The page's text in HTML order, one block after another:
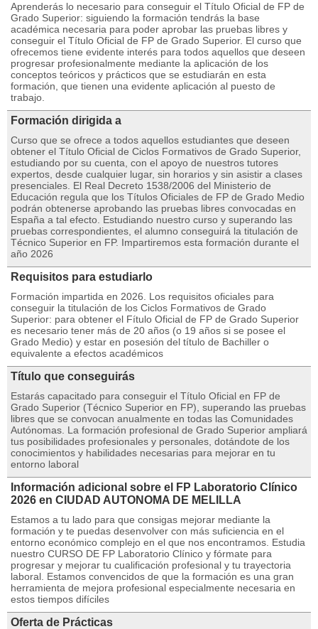
Aprenderás lo necesario para conseguir el Título Oficial de FP de
Grado Superior: siguiendo la formación tendrás la base
académica necesaria para poder aprobar las pruebas libres y
conseguir el Título Oficial de FP de Grado Superior. El curso que
ofrecemos tiene evidente interés para todos aquellos que deseen
progresar profesionalmente mediante la aplicación de los
conceptos teóricos y prácticos que se estudiarán en esta
formación, que tienen una evidente aplicación al puesto de
trabajo.
Formación dirigida a
Curso que se ofrece a todos aquellos estudiantes que deseen
obtener el Título Oficial de Ciclos Formativos de Grado Superior,
estudiando por su cuenta, con el apoyo de nuestros tutores
expertos, desde cualquier lugar, sin horarios y sin asistir a clases
presenciales. El Real Decreto 1538/2006 del Ministerio de
Educación regula que los Títulos Oficiales de FP de Grado Medio
podrán obtenerse aprobando las pruebas libres convocadas en
España a tal efecto. Estudiando nuestro curso y superando las
pruebas correspondientes, el alumno conseguirá la titulación de
Técnico Superior en FP. Impartiremos esta formación durante el
año 2026
Requisitos para estudiarlo
Formación impartida en 2026. Los requisitos oficiales para
conseguir la titulación de los Ciclos Formativos de Grado
Superior: para obtener el Fítulo Oficial de FP de Grado Superior
es necesario tener más de 20 años (o 19 años si se posee el
Grado Medio) y estar en posesión del título de Bachiller o
equivalente a efectos académicos
Título que conseguirás
Estarás capacitado para conseguir el Título Oficial en FP de
Grado Superior (Técnico Superior en FP), superando las pruebas
libres que se convocan anualmente en todas las Comunidades
Autónomas. La formación profesional de Grado Superior ampliará
tus posibilidades profesionales y personales, dotándote de los
conocimientos y habilidades necesarias para mejorar en tu
entorno laboral
Información adicional sobre el FP Laboratorio Clínico
2026 en CIUDAD AUTONOMA DE MELILLA
Estamos a tu lado para que consigas mejorar mediante la
formación y te puedas desenvolver con más suficiencia en el
entorno económico complejo en el que nos encontramos. Estudia
nuestro CURSO DE FP Laboratorio Clínico y fórmate para
progresar y mejorar tu cualificación profesional y tu trayectoria
laboral. Estamos convencidos de que la formación es una gran
herramienta de mejora profesional especialmente necesaria en
estos tiempos difíciles
Oferta de Prácticas